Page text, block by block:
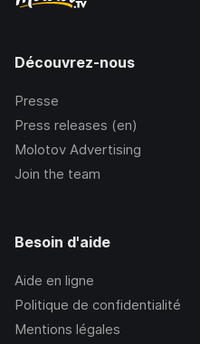
Découvrez-nous
Presse
Press releases (en)
Molotov Advertising
Join the team
Besoin d'aide
Aide en ligne
Politique de confidentialité
Mentions légales